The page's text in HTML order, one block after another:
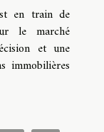
en train de
le marché
et une
immobilières